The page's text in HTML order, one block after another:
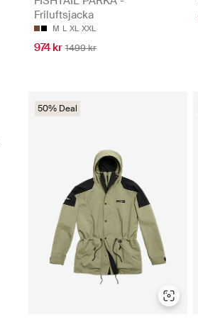
Friluftsjacka
M L XL XXL
974 kr 1499 kr
50% Deal